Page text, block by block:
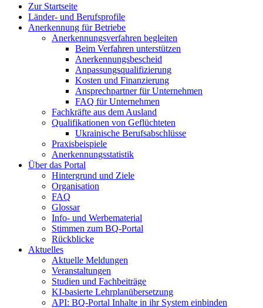
Zur Startseite
Länder- und Berufsprofile
Anerkennung für Betriebe
Anerkennungsverfahren begleiten
Beim Verfahren unterstützen
Anerkennungsbescheid
Anpassungsqualifizierung
Kosten und Finanzierung
Ansprechpartner für Unternehmen
FAQ für Unternehmen
Fachkräfte aus dem Ausland
Qualifikationen von Geflüchteten
Ukrainische Berufsabschlüsse
Praxisbeispiele
Anerkennungsstatistik
Über das Portal
Hintergrund und Ziele
Organisation
FAQ
Glossar
Info- und Werbematerial
Stimmen zum BQ-Portal
Rückblicke
Aktuelles
Aktuelle Meldungen
Veranstaltungen
Studien und Fachbeiträge
KI-basierte Lehrplanübersetzung
API: BQ-Portal Inhalte in ihr System einbinden